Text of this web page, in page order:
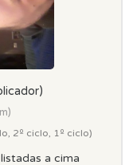
2º ciclo, 1º ciclo)
a cima